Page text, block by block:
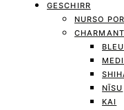
GESCHIRR
NURSO
BLEU
NĪSU
KAI